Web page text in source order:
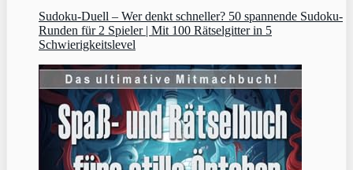
Sudoku‑Duell – Wer denkt schneller? 50 spannende Sudoku-
Runden für 2 Spieler | Mit 100 Rätselgitter in 5
Schwierigkeitslevel